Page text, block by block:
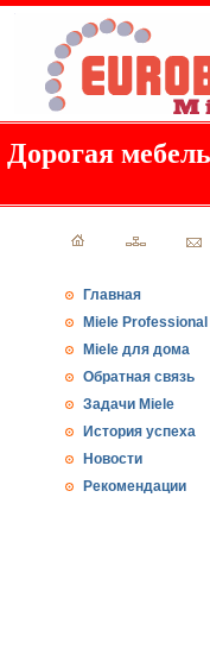
Дорогая
Главная
Miele Professional
Miele для дома
Обратная связь
Задачи Miele
История успеха
Новости
Рекомендации